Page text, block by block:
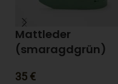
Mattleder
(smaragdgrün)
35 €